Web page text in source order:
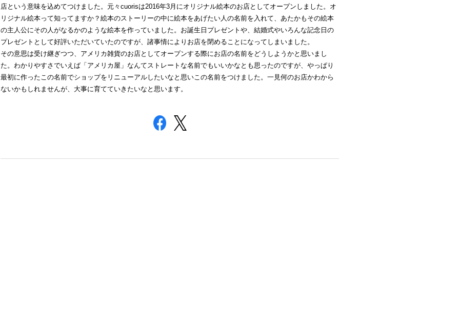
店という意味を込めてつけました。元々cuorisは2016年3月にオリジナル絵本のお店としてオープンしました。オ
リジナル絵本って知ってますか？絵本のストーリーの中に絵本をあげたい人の名前を入れて、あたかもその絵本
の主人公にその人がなるかのような絵本を作っていました。お誕生日プレゼントや、結婚式やいろんな記念日の
プレゼントとして好評いただいていたのですが、諸事情によりお店を閉めることになってしまいました。
その意思は受け継ぎつつ、アメリカ雑貨のお店としてオープンする際にお店の名前をどうしようかと思いまし
た。わかりやすさでいえば「アメリカ屋」なんてストレートな名前でもいいかなとも思ったのですが、やっぱり
最初に作ったこの名前でショップをリニューアルしたいなと思いこの名前をつけました。一見何のお店かわから
ないかもしれませんが、大事に育てていきたいなと思います。